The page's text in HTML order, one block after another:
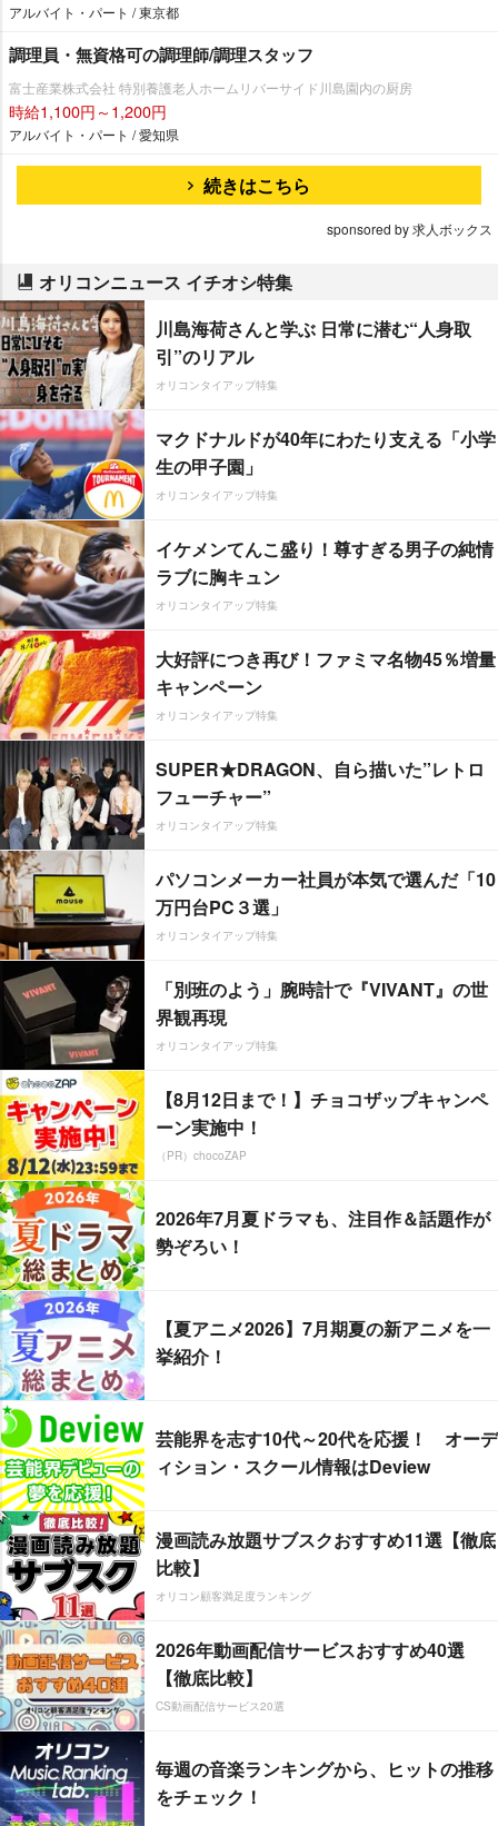
アルバイト・パート / 東京都
調理員・無資格可の調理師/調理スタッフ
富士産業株式会社 特別養護老人ホームリバーサイド川島園内の厨房
時給1,100円～1,200円
アルバイト・パート / 愛知県
続きはこちら
sponsored by 求人ボックス
オリコンニュース イチオシ特集
川島海荷さんと学ぶ 日常に潜む“人身取
引”のリアル
オリコンタイアップ特集
マクドナルドが40年にわたり支える「小学
生の甲子園」
オリコンタイアップ特集
イケメンてんこ盛り！尊すぎる男子の純情
ラブに胸キュン
オリコンタイアップ特集
大好評につき再び！ファミマ名物45％増量
キャンペーン
オリコンタイアップ特集
SUPER★DRAGON、自ら描いた”レトロ
フューチャー”
オリコンタイアップ特集
パソコンメーカー社員が本気で選んだ「10
万円台PC３選」
オリコンタイアップ特集
「別班のよう」腕時計で『VIVANT』の世
界観再現
オリコンタイアップ特集
【8月12日まで！】チョコザップキャンペ
ーン実施中！
（PR）chocoZAP
2026年7月夏ドラマも、注目作＆話題作が
勢ぞろい！
【夏アニメ2026】7月期夏の新アニメを一
挙紹介！
芸能界を志す10代～20代を応援！ オーデ
ィション・スクール情報はDeview
漫画読み放題サブスクおすすめ11選【徹底
比較】
オリコン顧客満足度ランキング
2026年動画配信サービスおすすめ40選
【徹底比較】
CS動画配信サービス20選
毎週の音楽ランキングから、ヒットの推移
をチェック！